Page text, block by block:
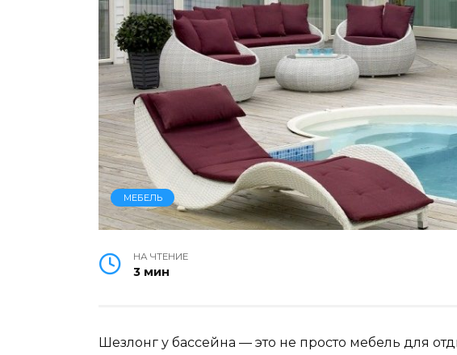
МЕБЕЛЬ
НА ЧТЕНИЕ
3 мин
Шезлонг у бассейна — это не просто мебель для